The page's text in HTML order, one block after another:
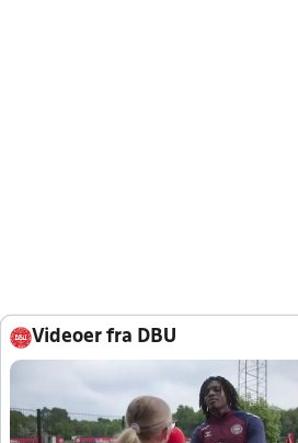
Videoer fra DBU